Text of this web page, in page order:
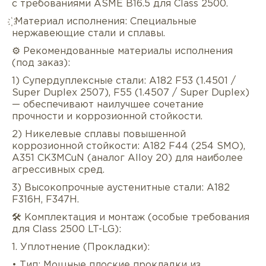
с требованиями ASME B16.5 для Class 2500.
҉ Материал исполнения: Специальные
нержавеющие стали и сплавы.
⚙️ Рекомендованные материалы исполнения
(под заказ):
1) Супердуплексные стали: A182 F53 (1.4501 /
Super Duplex 2507), F55 (1.4507 / Super Duplex)
— обеспечивают наилучшее сочетание
прочности и коррозионной стойкости.
2) Никелевые сплавы повышенной
коррозионной стойкости: A182 F44 (254 SMO),
A351 CK3MCuN (аналог Alloy 20) для наиболее
агрессивных сред.
3) Высокопрочные аустенитные стали: A182
F316H, F347H.
🛠️ Комплектация и монтаж (особые требования
для Class 2500 LT-LG):
1. Уплотнение (Прокладки):